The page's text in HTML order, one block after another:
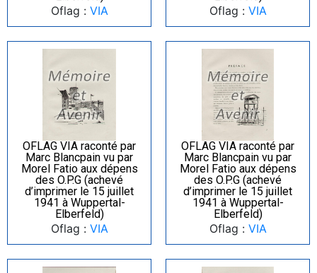
Oflag : VIA Oflag : VIA
OFLAG VIA raconté par
Marc Blancpain vu par
Morel Fatio aux dépens
des O.P.G (achevé
d’imprimer le 15 juillet
1941 à Wuppertal-
Elberfeld)
Oflag : VIA
OFLAG VIA raconté par
Marc Blancpain vu par
Morel Fatio aux dépens
des O.P.G (achevé
d’imprimer le 15 juillet
1941 à Wuppertal-
Elberfeld)
Oflag : VIA